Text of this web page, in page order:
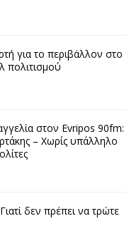
για το περιβάλλον στο
πολιτισμού
στον Evripos 90fm:
– Χωρίς υπάλληλο
δεν πρέπει να τρώτε